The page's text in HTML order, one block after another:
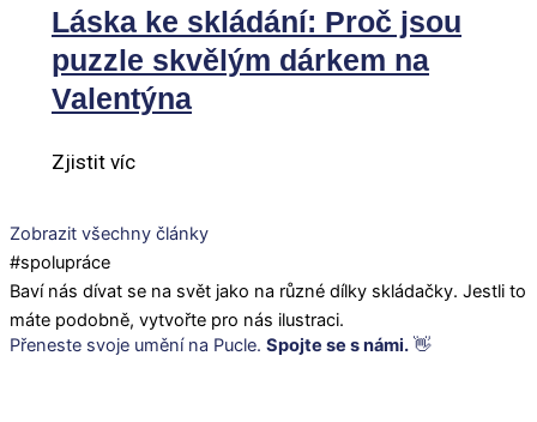
Láska ke skládání: Proč jsou
puzzle skvělým dárkem na
Valentýna
Zjistit víc
Zobrazit všechny články
#spolupráce
Baví nás dívat se na svět jako na různé dílky skládačky. Jestli to
máte podobně, vytvořte pro nás ilustraci.
Přeneste svoje umění na Pucle. Spojte se s námi. 👋